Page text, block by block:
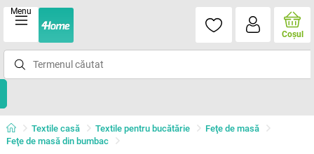
Menu
Coşul
Textile casă Textile pentru bucătărie
Feţe de masă
Feţe de masă din bumbac